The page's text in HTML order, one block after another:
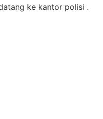
ke kantor polisi .